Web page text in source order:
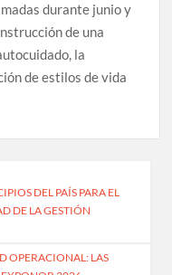
durante junio y
de una
la
de estilos de vida
DEL PAÍS PARA EL
DE LA GESTIÓN
OPERACIONAL: LAS